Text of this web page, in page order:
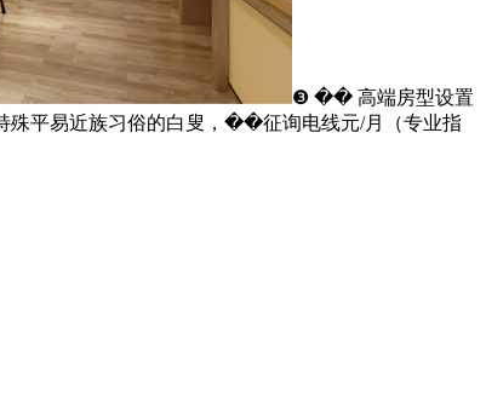
❸ ��️ 高端房型设置
殊平易近族习俗的白叟，��征询电线元/月（专业指